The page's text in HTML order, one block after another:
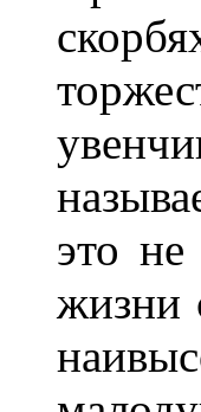
это
жизни